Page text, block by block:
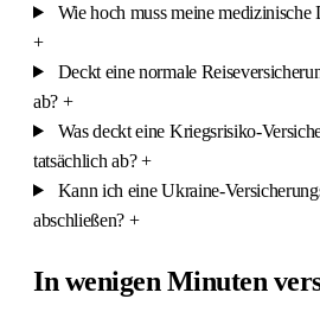
Wie hoch muss meine
+
Deckt eine normale
ab? +
Was deckt eine Kriegsrisiko-
tatsächlich ab? +
Kann ich eine Ukraine-
abschließen? +
In wenigen Minuten